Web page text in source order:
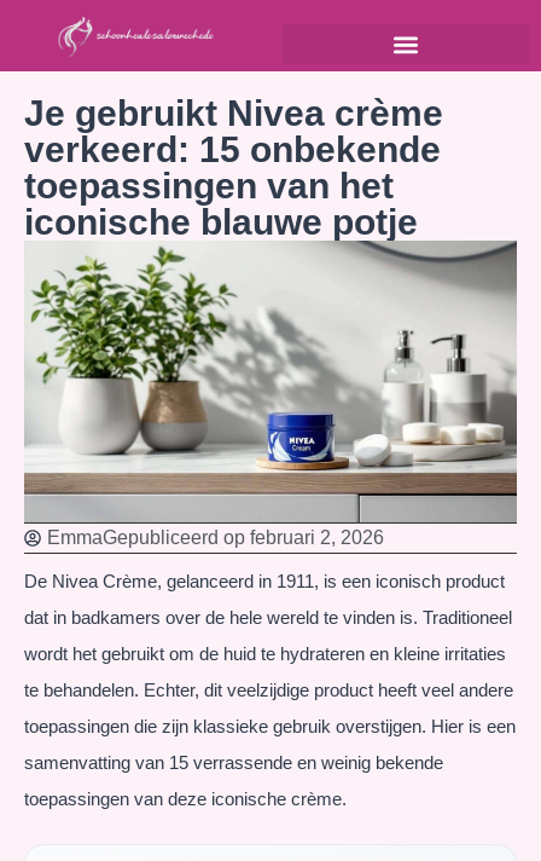
Je gebruikt Nivea crème
verkeerd: 15 onbekende
toepassingen van het
iconische blauwe potje
EmmaGepubliceerd op februari 2, 2026
De Nivea Crème, gelanceerd in 1911, is een iconisch product
dat in badkamers over de hele wereld te vinden is. Traditioneel
wordt het gebruikt om de huid te hydrateren en kleine irritaties
te behandelen. Echter, dit veelzijdige product heeft veel andere
toepassingen die zijn klassieke gebruik overstijgen. Hier is een
samenvatting van 15 verrassende en weinig bekende
toepassingen van deze iconische crème.